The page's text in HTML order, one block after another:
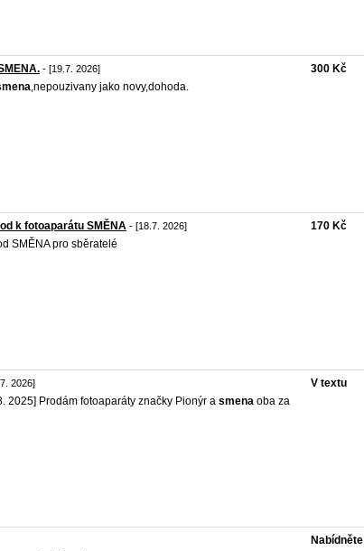
- [19.7. 2026]
,nepouzivany jako novy,dohoda.
300 Kč
k fotoaparátu SMĚNA - [18.7. 2026]
SMĚNA pro sběratelé
170 Kč
2026]
2025] Prodám fotoaparáty značky Pionýr a smena oba za
V textu
Nabídněte